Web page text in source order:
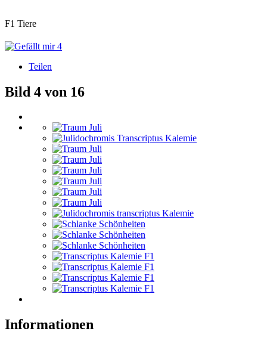
F1 Tiere
4
Teilen
Bild 4 von 16
Informationen